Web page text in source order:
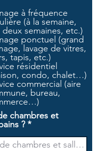
g
a
t
o
i
r
e
à fréquence
(à la semaine,
deux semaines, etc.)
ponctuel (grand
lavage de vitres,
tapis, etc.)
résidentiel
condo, chalet…)
commercial (aire
bureau,
chambres et
?